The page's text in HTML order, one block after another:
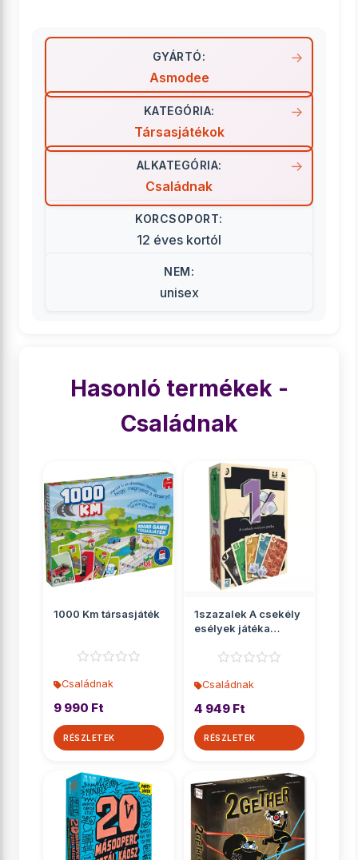
GYÁRTÓ:
Asmodee
KATEGÓRIA:
Társasjátékok
ALKATEGÓRIA:
Családnak
KORCSOPORT:
12 éves kortól
NEM:
unisex
Hasonló termékek -
Családnak
1000 Km társasjáték
Családnak
9 990 Ft
RÉSZLETEK
1szazalek A csekély
esélyek játéka
Családnak
4 949 Ft
RÉSZLETEK